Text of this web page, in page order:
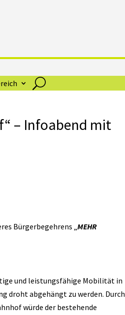
– Infoabend mit
Bürgerbegehrens „MEHR
und leistungsfähige Mobilität in
droht abgehängt zu werden. Durch
würde der bestehende